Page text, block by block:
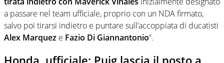
a passare nel team ufficiale, proprio con un NDA firmato,
salvo poi tirarsi indietro e puntare sull’accoppiata di ducatisti
Alex Marquez e Fazio Di Giannantonio“.
Honda, ufficiale: Puig lascia il posto a